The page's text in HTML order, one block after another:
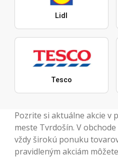
Lidl
Tesco
Pozrite si aktuálne akcie v
meste Tvrdošín. V obchode
vždy širokú ponuku
pravidleným akciám